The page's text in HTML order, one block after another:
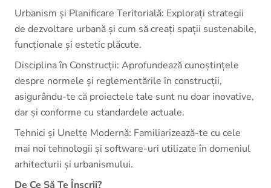
Urbanism și Planificare Teritorială: Explorați strategii
de dezvoltare urbană și cum să creați spații sustenabile,
funcționale și estetic plăcute.
Disciplina în Construcții: Aprofundează cunoștințele
despre normele și reglementările în construcții,
asigurându-te că proiectele tale sunt nu doar inovative,
dar și conforme cu standardele actuale.
Tehnici și Unelte Modernă: Familiarizează-te cu cele
mai noi tehnologii și software-uri utilizate în domeniul
arhitecturii și urbanismului.
De Ce Să Te Înscrii?